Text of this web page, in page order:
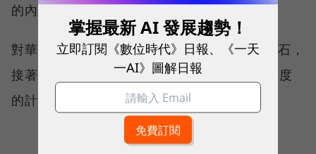
的內容。
對華碩來說，這個NFT平台是進入元宇宙的基石，
接著將著手打造華碩元宇宙生態系，未來更深度
的計畫會陸續對外公開。
掌握最新 AI 發展趨勢！
立即訂閱《數位時代》日報、《一天
一AI》圖解日報